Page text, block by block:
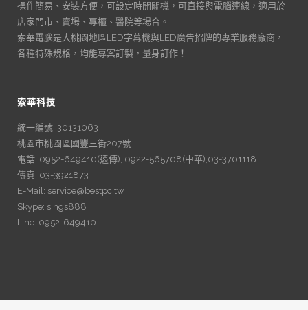
操作簡易、安裝方便，可設定時開關機，可直接與電腦連線，適用於
店家門市、賣場、專櫃、醫院等場合。
索華電腦是大桃園地區LED字幕機與LED廣告招牌的專業服務廠商，
各種特殊規格，均能專案訂製，量身訂作！
索華科技
統一編號: 30131063
桃園市桃園區國豐三街207號
電話: 0952-649410(遠傳), 0922-565708(中華),03-3701118
傳真: 03-3921873
E-Mail: service@bestpc.tw
Skype: sings888
Line: 0952-649410